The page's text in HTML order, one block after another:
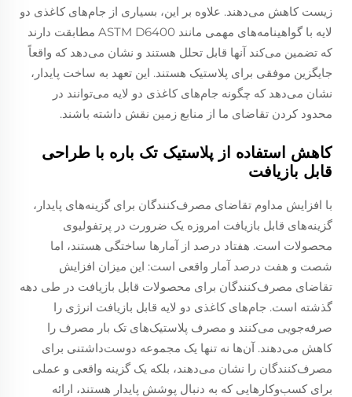
زیست کاهش می‌دهند. علاوه بر این، بسیاری از جام‌های کاغذی دو
لایه با گواهینامه‌های مهمی مانند ASTM D6400 مطابقت دارند
که تضمین می‌کند آنها قابل تحلل هستند و نشان می‌دهد که واقعاً
جایگزین موفقی برای پلاستیک هستند. این تعهد به ساخت پایدار،
نشان می‌دهد که چگونه جام‌های کاغذی دو لایه می‌توانند در
محدود کردن تقاضای ما از منابع زمین نقش داشته باشند.
کاهش استفاده از پلاستیک تک باره با طراحی
قابل بازیافت
با افزایش مداوم تقاضای مصرف‌کنندگان برای گزینه‌های پایدار،
گزینه‌های قابل بازیافت امروزه یک ضرورت در پرتفولیوی
محصولات است. هفتاد درصد از آمارها ساختگی هستند، اما
شصت و هفت درصد آمار واقعی است: این میزان افزایش
تقاضای مصرف‌کنندگان برای محصولات قابل بازیافت در طی دهه
گذشته است. جام‌های کاغذی دو لایه قابل بازیافت انرژی را
صرفه‌جویی می‌کنند و مصرف پلاستیک‌های تک بار مصرف را
کاهش می‌دهند. آن‌ها نه تنها یک مجموعه دوست‌داشتنی برای
مصرف‌کنندگان را نشان می‌دهند، بلکه یک گزینه واقعی و عملی
برای کسب‌وکارهایی که به دنبال پوشش پایدار هستند، ارائه